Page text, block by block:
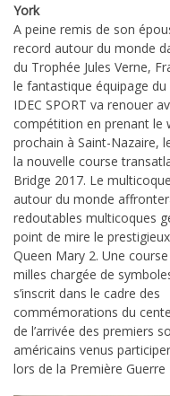
York
A peine remis de son
record autour du monde
du Trophée Jules Verne,
le fantastique équipage
IDEC SPORT va renouer
compétition en prenant le
prochain à Saint-Nazaire,
la nouvelle course
Bridge 2017. Le
autour du monde
redoutables multicoques
point de mire le
Queen Mary 2. Une
milles chargée de
s’inscrit dans le cadre des
commémorations du
de l’arrivée des premiers
américains venus
lors de la Première Guerre